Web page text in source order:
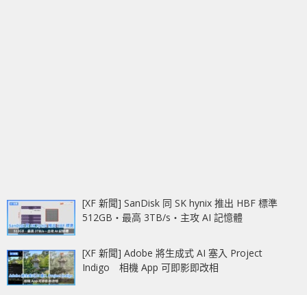
[XF 新聞] SanDisk 同 SK hynix 推出 HBF 標準
512GB‧最高 3TB/s‧主攻 AI 記憶體
[XF 新聞] Adobe 將生成式 AI 塞入 Project
Indigo 相機 App 可即影即改相